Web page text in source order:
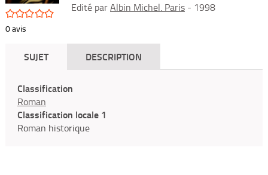
/5
0avis
Edité parAlbin Michel. Paris - 1998
SUJET DESCRIPTION
Classification
Roman
Classification locale 1
Roman historique